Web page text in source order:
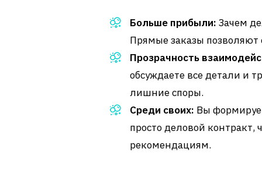
Больше прибыли: Зачем
Прямые заказы
Прозрачность
обсуждаете все детали и
лишние споры.
Среди своих: Вы
просто деловой
рекомендациям.